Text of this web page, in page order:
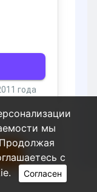
мы
с
Согласен